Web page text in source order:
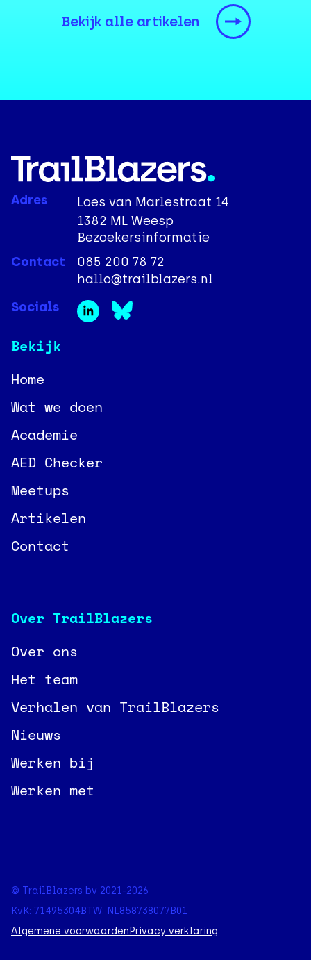
Bekijk alle artikelen
Adres
Loes van Marlestraat 14
1382 ML Weesp
Bezoekersinformatie
Contact
085 200 78 72
hallo@trailblazers.nl
Socials
Bekijk
Home
Wat we doen
Academie
AED Checker
Meetups
Artikelen
Contact
Over TrailBlazers
Over ons
Het team
Verhalen van TrailBlazers
Nieuws
Werken bij
Werken met
© TrailBlazers bv 2021-2026
KvK: 71495304BTW: NL858738077B01
Algemene voorwaarden Privacy verklaring